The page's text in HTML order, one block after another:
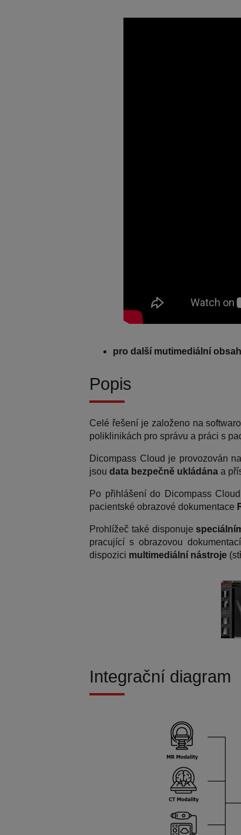
pro další mutimediální
Popis
Celé řešení je založeno na
poliklinikách pro správu a práci s
Dicompass Cloud je provozován
jsou data bezpečně ukládána a
Po přihlášení do Dicompass
pacientské obrazové dokumentace
Prohlížeč také disponuje
pracující s obrazovou
dispozici multimediální nástroje
Integrační diagram